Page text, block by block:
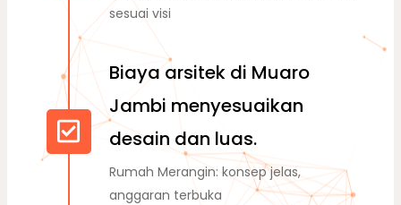
sesuai visi
Biaya arsitek di Muaro
Jambi menyesuaikan
desain dan luas.
Rumah Merangin: konsep jelas,
anggaran terbuka